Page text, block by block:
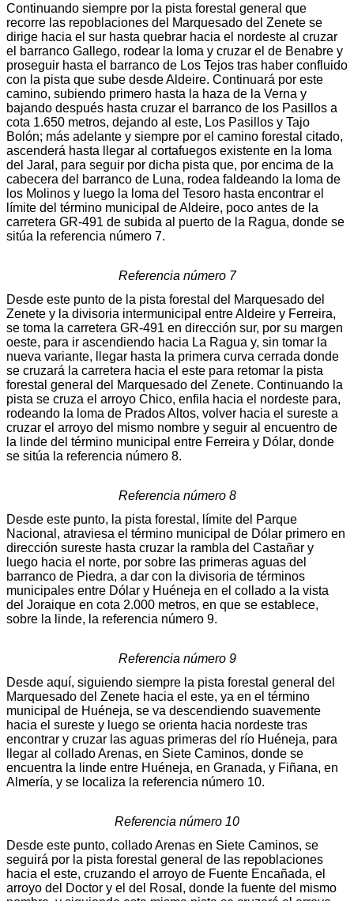
Continuando siempre por la pista forestal general que
recorre las repoblaciones del Marquesado del Zenete se
dirige hacia el sur hasta quebrar hacia el nordeste al cruzar
el barranco Gallego, rodear la loma y cruzar el de Benabre y
proseguir hasta el barranco de Los Tejos tras haber confluido
con la pista que sube desde Aldeire. Continuará por este
camino, subiendo primero hasta la haza de la Verna y
bajando después hasta cruzar el barranco de los Pasillos a
cota 1.650 metros, dejando al este, Los Pasillos y Tajo
Bolón; más adelante y siempre por el camino forestal citado,
ascenderá hasta llegar al cortafuegos existente en la loma
del Jaral, para seguir por dicha pista que, por encima de la
cabecera del barranco de Luna, rodea faldeando la loma de
los Molinos y luego la loma del Tesoro hasta encontrar el
límite del término municipal de Aldeire, poco antes de la
carretera GR-491 de subida al puerto de la Ragua, donde se
sitúa la referencia número 7.
Referencia número 7
Desde este punto de la pista forestal del Marquesado del
Zenete y la divisoria intermunicipal entre Aldeire y Ferreira,
se toma la carretera GR-491 en dirección sur, por su margen
oeste, para ir ascendiendo hacia La Ragua y, sin tomar la
nueva variante, llegar hasta la primera curva cerrada donde
se cruzará la carretera hacia el este para retomar la pista
forestal general del Marquesado del Zenete. Continuando la
pista se cruza el arroyo Chico, enfila hacia el nordeste para,
rodeando la loma de Prados Altos, volver hacia el sureste a
cruzar el arroyo del mismo nombre y seguir al encuentro de
la linde del término municipal entre Ferreira y Dólar, donde
se sitúa la referencia número 8.
Referencia número 8
Desde este punto, la pista forestal, límite del Parque
Nacional, atraviesa el término municipal de Dólar primero en
dirección sureste hasta cruzar la rambla del Castañar y
luego hacia el norte, por sobre las primeras aguas del
barranco de Piedra, a dar con la divisoria de términos
municipales entre Dólar y Huéneja en el collado a la vista
del Joraique en cota 2.000 metros, en que se establece,
sobre la linde, la referencia número 9.
Referencia número 9
Desde aquí, siguiendo siempre la pista forestal general del
Marquesado del Zenete hacia el este, ya en el término
municipal de Huéneja, se va descendiendo suavemente
hacia el sureste y luego se orienta hacia nordeste tras
encontrar y cruzar las aguas primeras del río Huéneja, para
llegar al collado Arenas, en Siete Caminos, donde se
encuentra la linde entre Huéneja, en Granada, y Fiñana, en
Almería, y se localiza la referencia número 10.
Referencia número 10
Desde este punto, collado Arenas en Siete Caminos, se
seguirá por la pista forestal general de las repoblaciones
hacia el este, cruzando el arroyo de Fuente Encañada, el
arroyo del Doctor y el del Rosal, donde la fuente del mismo